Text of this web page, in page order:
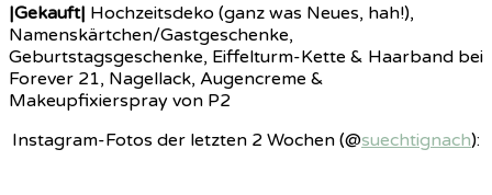
|Gekauft| Hochzeitsdeko (ganz was Neues, hah!),
Namenskärtchen/Gastgeschenke,
Geburtstagsgeschenke, Eiffelturm-Kette & Haarband bei
Forever 21, Nagellack, Augencreme &
Makeupfixierspray von P2
Instagram-Fotos der letzten 2 Wochen (@suechtignach):